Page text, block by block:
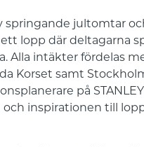
springande jultomtar
lopp där deltagarna
intäkter fördelas
Korset samt
på
och inspirationen till